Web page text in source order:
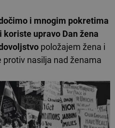
i mnogim pokretima
upravo Dan žena
položajem žena i
nasilja nad ženama